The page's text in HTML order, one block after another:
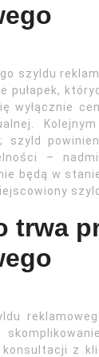
szyldu
pułapek,
wyłącznie
szyld
–
będą w
trwa
konsultacji z